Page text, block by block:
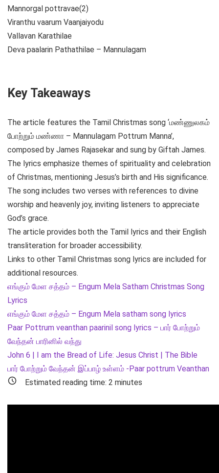
Mannorgal pottravae(2)
Viranthu vaarum Vaanjaiyodu
Vallavan Karathilae
Deva paalarin Pathathilae – Mannulagam
Key Takeaways
The article features the Tamil Christmas song ‘மண்ணுலகம்
போற்றும் மண்ணா – Mannulagam Pottrum Manna’,
composed by James Rajasekar and sung by Giftah James.
The lyrics emphasize themes of spirituality and celebration
of Christmas, mentioning Jesus’s birth and His significance.
The song includes two verses with references to divine
worship and heavenly joy, inviting listeners to appreciate
God’s grace.
The article provides both the Tamil lyrics and their English
transliteration for broader accessibility.
Links to other Tamil Christmas song lyrics are included for
additional resources.
எங்கும் மேள சத்தம் – Engum Mela Satham Christmas Song
Lyrics
எங்கும் மேள சத்தம் – Engum Mela satham song lyrics
Paar Pottrum veanthan paarinil song lyrics – பார் போற்றும்
வேந்தன் பாரினில் வந்து
John 6 | I am the Bread of Life: Jesus Christ | The Bible
பார் போற்றும் வேந்தன் இப்பாழ் உள்ளம் -Paar pottrum Veanthan
Estimated reading time: 2 minutes